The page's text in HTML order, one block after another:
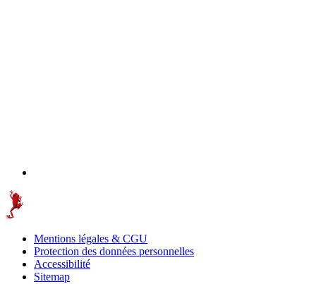
Mentions légales & CGU
Protection des données personnelles
Accessibilité
Sitemap